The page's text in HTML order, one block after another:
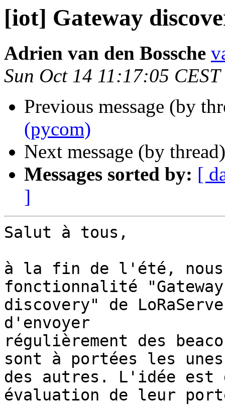
[iot] Gateway
Adrien van den Bossche
Sun Oct 14 11:17:05
Previous message (by
(pycom)
Next message (by
Messages sorted by: [
]
Salut à tous,
à la fin de l'été, nous
fonctionnalité
discovery" de
d'envoyer
régulièrement des
sont à portées les
des autres. L'idée est
évaluation de leur